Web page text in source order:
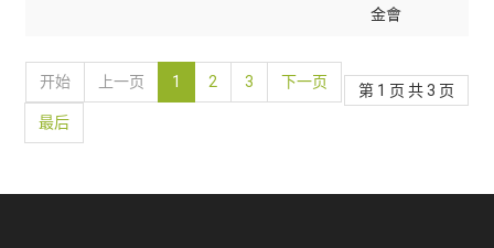
金會
第 1 页 共 3 页
开始 上一页 1 2 3 下一页
最后